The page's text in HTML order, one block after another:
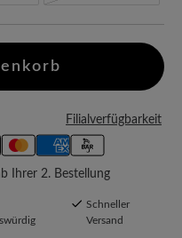
Filialverfügbarkeit
Ihrer 2. Bestellung
Schneller
Versand